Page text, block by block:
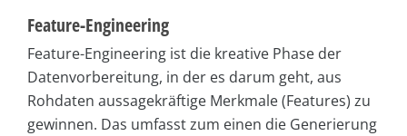
Feature-Engineering
Feature-Engineering ist die kreative Phase der
Datenvorbereitung, in der es darum geht, aus
Rohdaten aussagekräftige Merkmale (Features) zu
gewinnen. Das umfasst zum einen die Generierung